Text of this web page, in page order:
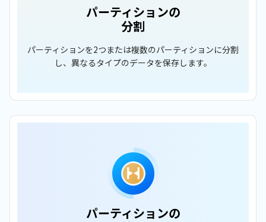
パーティションの
分割
パーティションを2つまたは複数のパーティションに分割
し、異なるタイプのデータを保存します。
パーティションの